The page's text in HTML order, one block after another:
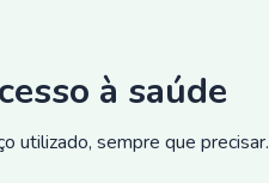
à saúde
utilizado, sempre que precisar.